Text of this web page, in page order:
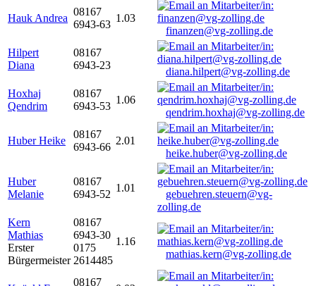
Hauk Andrea
08167
6943-63
1.03
finanzen@vg-zolling.de
Hilpert
Diana
08167
6943-23
diana.hilpert@vg-zolling.de
Hoxhaj
Qendrim
08167
6943-53
1.06
qendrim.hoxhaj@vg-zolling.de
Huber Heike
08167
6943-66
2.01
heike.huber@vg-zolling.de
Huber
Melanie
08167
6943-52
1.01
gebuehren.steuern@vg-
zolling.de
Kern
Mathias
Erster
Bürgermeister
08167
6943-30
0175
2614485
1.16
mathias.kern@vg-zolling.de
08167